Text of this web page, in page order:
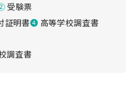
受験票
証明書
高等学校調査書
調査書